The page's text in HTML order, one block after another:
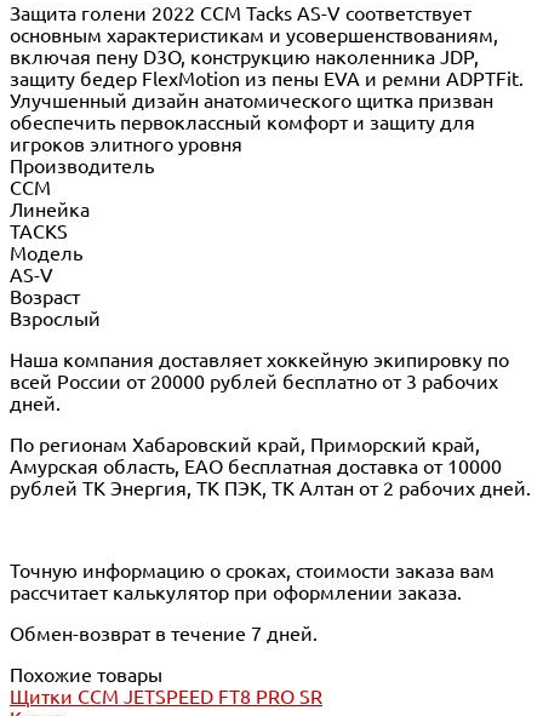
Защита голени 2022 CCM Tacks AS-V соответствует
основным характеристикам и усовершенствованиям,
включая пену D3O, конструкцию наколенника JDP,
защиту бедер FlexMotion из пены EVA и ремни ADPTFit.
Улучшенный дизайн анатомического щитка призван
обеспечить первоклассный комфорт и защиту для
игроков элитного уровня
Производитель
CCM
Линейка
TACKS
Модель
AS-V
Возраст
Взрослый
Наша компания доставляет хоккейную экипировку по
всей России от 20000 рублей бесплатно от 3 рабочих
дней.
По регионам Хабаровский край, Приморский край,
Амурская область, ЕАО бесплатная доставка от 10000
рублей ТК Энергия, ТК ПЭК, ТК Алтан от 2 рабочих дней.
Точную информацию о сроках, стоимости заказа вам
рассчитает калькулятор при оформлении заказа.
Обмен-возврат в течение 7 дней.
Похожие товары
Щитки CCM JETSPEED FT8 PRO SR